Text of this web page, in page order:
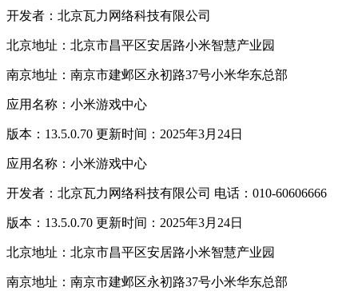
开发者：北京瓦力网络科技有限公司
北京地址：北京市昌平区安居路小米智慧产业园
南京地址：南京市建邺区永初路37号小米华东总部
应用名称：小米游戏中心
版本：13.5.0.70 更新时间：2025年3月24日
应用名称：小米游戏中心
开发者：北京瓦力网络科技有限公司 电话：010-60606666
版本：13.5.0.70 更新时间：2025年3月24日
北京地址：北京市昌平区安居路小米智慧产业园
南京地址：南京市建邺区永初路37号小米华东总部